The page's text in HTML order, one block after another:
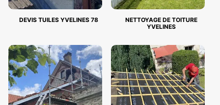
DEVIS TUILES YVELINES 78
NETTOYAGE DE TOITURE
YVELINES